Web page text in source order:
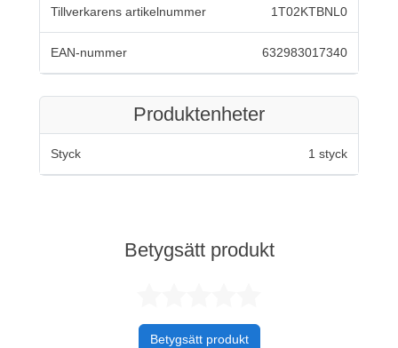
Tillverkarens artikelnummer 1T02KTBNL0
EAN-nummer 632983017340
Produktenheter
Styck 1 styck
Betygsätt produkt
Betygsätt produkt